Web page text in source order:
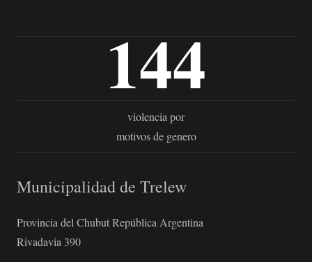
144
violencia por
motivos de genero
Municipalidad de Trelew
Provincia del Chubut República Argentina
Rivadavia 390